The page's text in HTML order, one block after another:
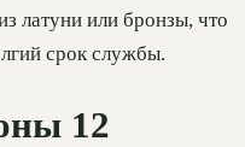
латуни или бронзы, что
срок службы.
12